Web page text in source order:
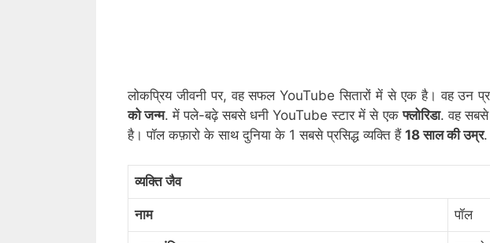
लोकप्रिय जीवनी पर, वह सफल YouTube सितारों में से एक है। वह उन
को जन्म. में पले-बढ़े सबसे धनी YouTube स्टार में से एकफ्लोरिडा. वह सबसे
है। पॉल कफ़ारो के साथ दुनिया के 1 सबसे प्रसिद्ध व्यक्ति हैं 18 साल की उम्र.
व्यक्ति जैव
नाम पॉल